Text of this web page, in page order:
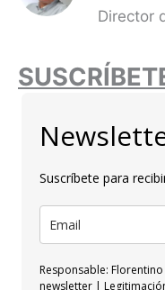
Director
Suscríbete para
Responsable:
newsletter |